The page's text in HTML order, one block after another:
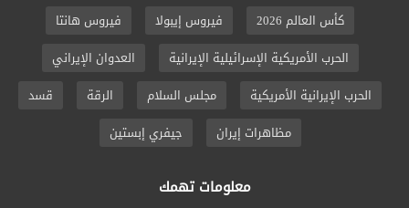
كأس العالم 2026 فيروس إيبولا
فيروس هانتا
الحرب الأمريكية الإسرائيلية الإيرانية
العدوان الإيراني
الحرب الإيرانية الأمريكية
مجلس السلام الرقة
قسد
مظاهرات إيران
جيفري إبستين
معلومات تهمك